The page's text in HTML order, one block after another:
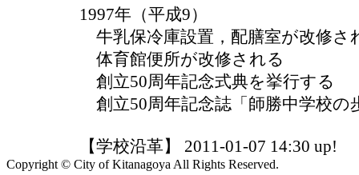
1997年（平成9）
牛乳保冷庫設置，配膳室が改修さ
体育館便所が改修される
創立50周年記念式典を挙行する
創立50周年記念誌「師勝中学校の
【学校沿革】 2011-01-07 14:30 up!
Copyright © City of Kitanagoya All Rights Reserved.